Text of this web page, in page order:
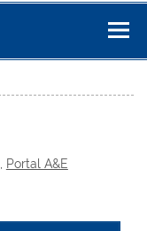
Portal A&E